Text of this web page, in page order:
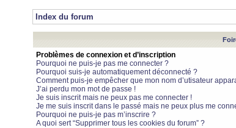
Index du forum
Problèmes de connexion et d’inscription
Pourquoi ne puis-je pas me connecter ?
Pourquoi suis-je automatiquement déconnecté ?
Comment puis-je empêcher que mon nom d’utisateur
J’ai perdu mon mot de passe !
Je suis inscrit mais ne peux pas me connecter !
Je me suis inscrit dans le passé mais ne peux plus me
Pourquoi ne puis-je pas m’inscrire ?
A quoi sert “Supprimer tous les cookies du forum” ?